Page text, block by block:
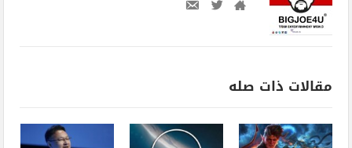
مقالات ذات صله